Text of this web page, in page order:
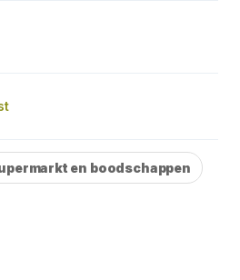
en boodschappen